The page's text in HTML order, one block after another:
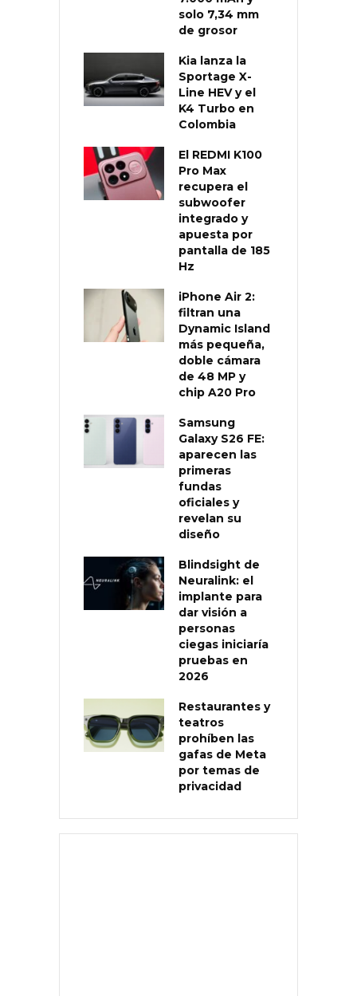
solo 7,34 mm
de grosor
Kia lanza la
Sportage X-
Line HEV y el
K4 Turbo en
Colombia
El REDMI K100
Pro Max
recupera el
subwoofer
integrado y
apuesta por
pantalla de 185
Hz
iPhone Air 2:
filtran una
Dynamic Island
más pequeña,
doble cámara
de 48 MP y
chip A20 Pro
Samsung
Galaxy S26 FE:
aparecen las
primeras
fundas
oficiales y
revelan su
diseño
Blindsight de
Neuralink: el
implante para
dar visión a
personas
ciegas iniciaría
pruebas en
2026
Restaurantes y
teatros
prohíben las
gafas de Meta
por temas de
privacidad